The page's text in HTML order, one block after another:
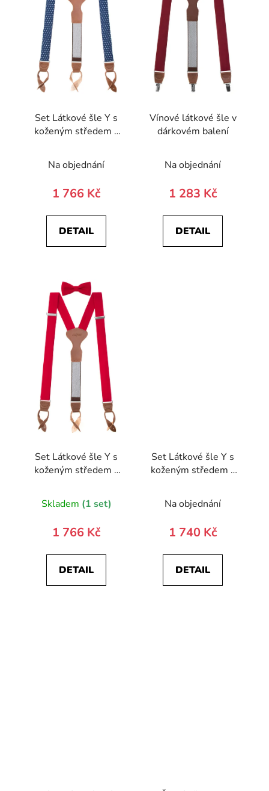
Set Látkové šle Y s
koženým středem a
motýlek a
kapesníček 885-
Na objednání
1 766 Kč
DETAIL
Vínové látkové šle v
dárkovém balení
Na objednání
1 283 Kč
DETAIL
Set Látkové šle Y s
koženým středem a
motýlek a
kapesníček 885-
Skladem (1 set)
1 766 Kč
DETAIL
Set Látkové šle Y s
koženým středem a
35 mm, motýlek a
kapesníček 881-
Na objednání
1 740 Kč
DETAIL